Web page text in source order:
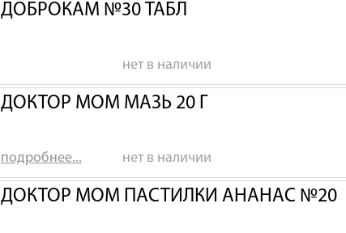
ДОБРОКАМ №30 ТАБЛ
нет в наличии
ДОКТОР МОМ МАЗЬ 20 Г
подробнее... нет в наличии
ДОКТОР МОМ ПАСТИЛКИ АНАНАС №20